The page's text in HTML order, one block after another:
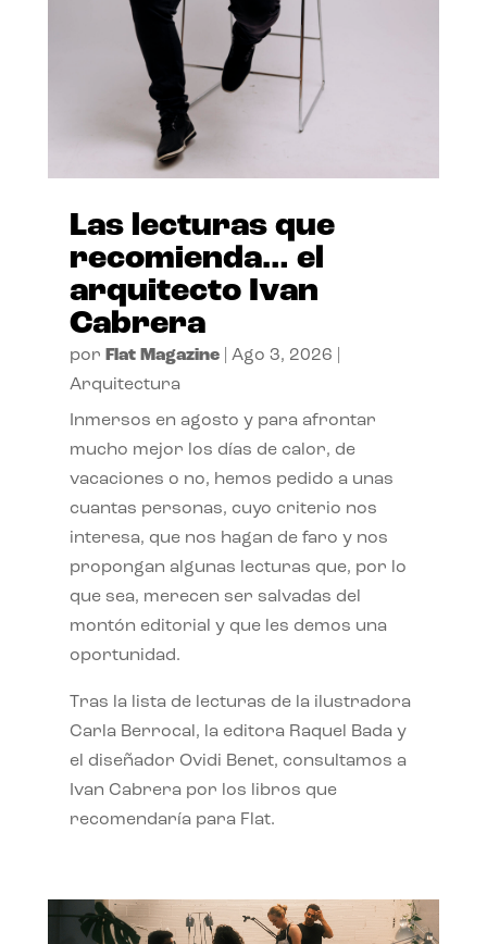
Las lecturas que
recomienda… el
arquitecto Ivan
Cabrera
por Flat Magazine| Ago 3, 2026
Arquitectura
Inmersos en agosto y para afrontar
mucho mejor los días de calor, de
vacaciones o no, hemos pedido a unas
cuantas personas, cuyo criterio nos
interesa, que nos hagan de faro y nos
propongan algunas lecturas que, por lo
que sea, merecen ser salvadas del
montón editorial y que les demos una
oportunidad.
Tras la lista de lecturas de la ilustradora
Carla Berrocal, la editora Raquel Bada y
el diseñador Ovidi Benet, consultamos a
Ivan Cabrera por los libros que
recomendaría para Flat.